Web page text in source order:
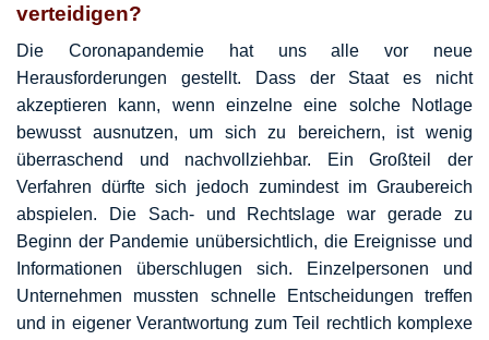
verteidigen?
Die Coronapandemie hat uns alle vor neue
Herausforderungen gestellt. Dass der Staat es nicht
akzeptieren kann, wenn einzelne eine solche Notlage
bewusst ausnutzen, um sich zu bereichern, ist wenig
überraschend und nachvollziehbar. Ein Großteil der
Verfahren dürfte sich jedoch zumindest im Graubereich
abspielen. Die Sach- und Rechtslage war gerade zu
Beginn der Pandemie unübersichtlich, die Ereignisse und
Informationen überschlugen sich. Einzelpersonen und
Unternehmen mussten schnelle Entscheidungen treffen
und in eigener Verantwortung zum Teil rechtlich komplexe